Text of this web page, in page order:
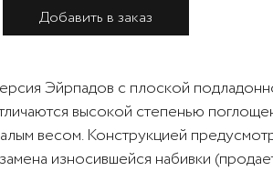
Добавить в заказ
Эйрпадов с плоской
высокой степенью
весом. Конструкцией
износившейся набивки